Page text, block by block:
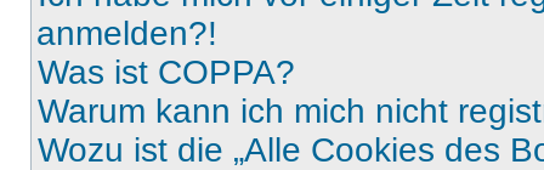
anmelden?!
Was ist COPPA?
Warum kann ich mich nicht
Wozu ist die „Alle Cookies des